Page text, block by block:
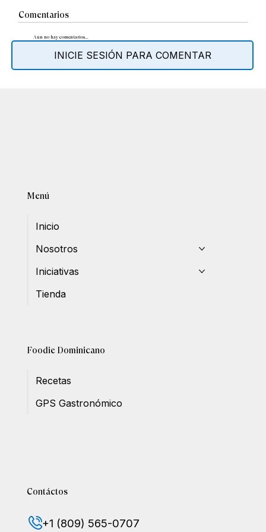
Comentarios
Aún no hay comentarios...
INICIE SESIÓN PARA COMENTAR
Menú
Inicio
Nosotros
Iniciativas
Tienda
Foodie Dominicano
Recetas
GPS Gastronómico
Contáctos
+1 (809) 565-0707